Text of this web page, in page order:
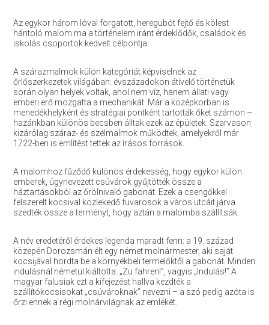
Az egykor három lóval forgatott, heregubót fejtő és kölest
hántoló malom ma a történelem iránt érdeklődők, családok és
iskolás csoportok kedvelt célpontja.
A szárazmalmok külön kategóriát képviselnek az
őrlőszerkezetek világában: évszázadokon átívelő történetük
során olyan helyek voltak, ahol nem víz, hanem állati vagy
emberi erő mozgatta a mechanikát. Már a középkorban is
menedékhelyként és stratégiai pontként tartották őket számon –
hazánkban különös becsben álltak ezek az épületek. Szarvason
kizárólag száraz- és szélmalmok működtek, amelyekről már
1722-ben is említést tettek az írásos források.
A malomhoz fűződő különös érdekesség, hogy egykor külön
emberek, úgynevezett csúvárok gyűjtötték össze a
háztartásokból az őrölnivaló gabonát. Ezek a csengőkkel
felszerelt kocsival közlekedő fuvarosok a város utcáit járva
szedték össze a terményt, hogy aztán a malomba szállítsák.
A név eredetéről érdekes legenda maradt fenn: a 19. század
közepén Dorozsmán élt egy német molnármester, aki saját
kocsijával hordta be a környékbeli termelőktől a gabonát. Minden
indulásnál németül kiáltotta: „Zu fahren!”, vagyis „Indulás!” A
magyar falusiak ezt a kifejezést hallva kezdték a
szállítókocsisokat „csúvároknak” nevezni – a szó pedig azóta is
őrzi ennek a régi molnárvilágnak az emlékét.